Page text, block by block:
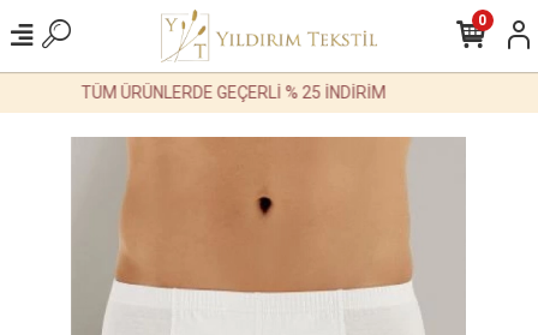
TÜM ÜRÜNLERDE GEÇERLİ % 25 İNDİRİM
0